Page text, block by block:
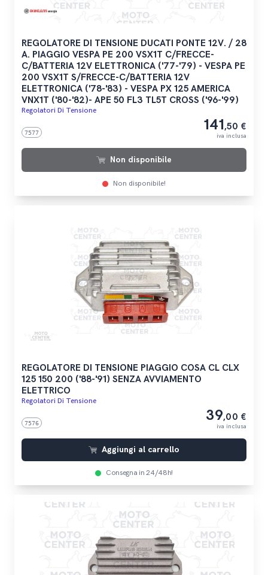
REGOLATORE DI TENSIONE DUCATI PONTE 12V. / 28
A. PIAGGIO VESPA PE 200 VSX1T C/FRECCE-
C/BATTERIA 12V ELETTRONICA ('77-'79) - VESPA PE
200 VSX1T S/FRECCE-C/BATTERIA 12V
ELETTRONICA ('78-'83) - VESPA PX 125 AMERICA
VNX1T ('80-'82)- APE 50 FL3 TL5T CROSS ('96-'99)
Regolatori Di Tensione
7577 141,50 €
iva inclusa
Non disponibile
Non disponibile!
REGOLATORE DI TENSIONE PIAGGIO COSA CL CLX
125 150 200 ('88-'91) SENZA AVVIAMENTO
ELETTRICO
Regolatori Di Tensione
7576 39,00 €
iva inclusa
Aggiungi al carrello
Consegna in 24/48h!